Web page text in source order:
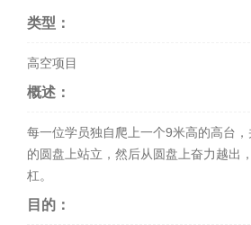
类型：
高空项目
概述：
每一位学员独自爬上一个9米高的高台
的圆盘上站立，然后从圆盘上奋力越出
杠。
目的：